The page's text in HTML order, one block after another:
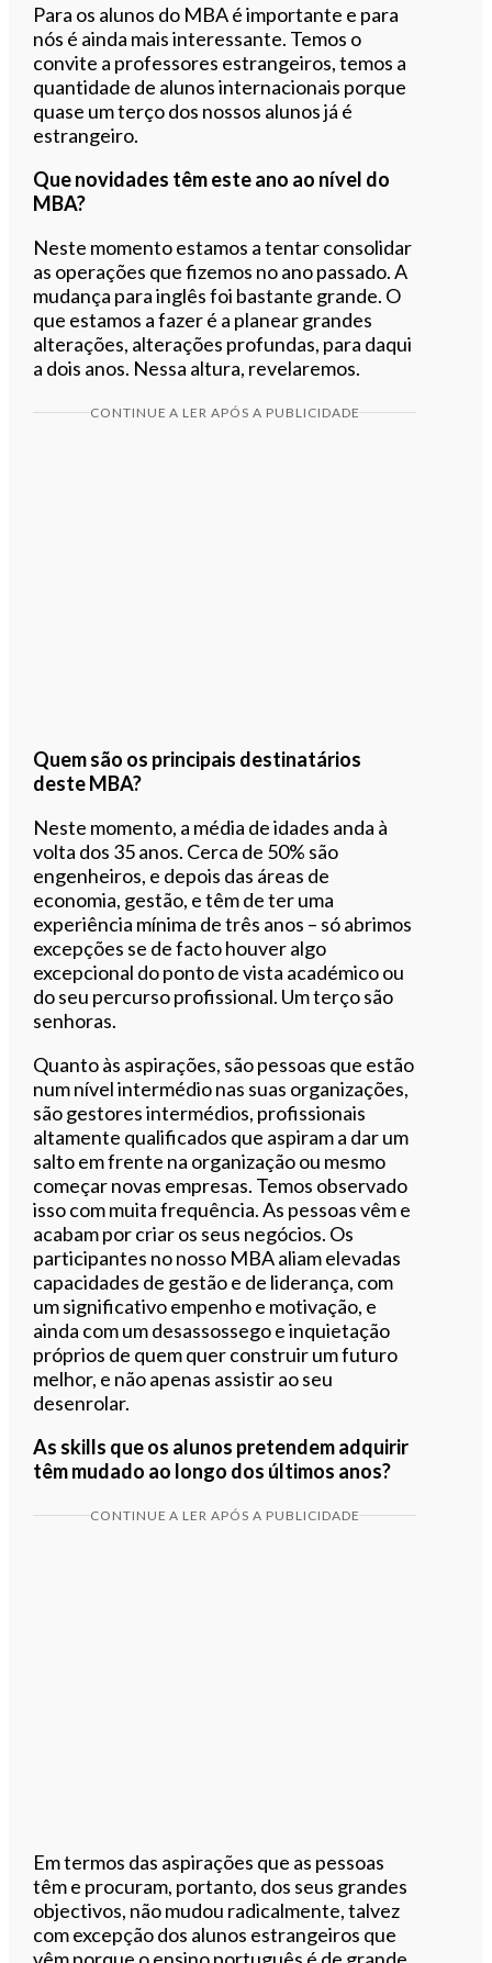
Para os alunos do MBA é importante e para
nós é ainda mais interessante. Temos o
convite a professores estrangeiros, temos a
quantidade de alunos internacionais porque
quase um terço dos nossos alunos já é
estrangeiro.
Que novidades têm este ano ao nível do
MBA?
Neste momento estamos a tentar consolidar
as operações que fizemos no ano passado. A
mudança para inglês foi bastante grande. O
que estamos a fazer é a planear grandes
alterações, alterações profundas, para daqui
a dois anos. Nessa altura, revelaremos.
CONTINUE A LER APÓS A PUBLICIDADE
Quem são os principais destinatários
deste MBA?
Neste momento, a média de idades anda à
volta dos 35 anos. Cerca de 50% são
engenheiros, e depois das áreas de
economia, gestão, e têm de ter uma
experiência mínima de três anos – só abrimos
excepções se de facto houver algo
excepcional do ponto de vista académico ou
do seu percurso profissional. Um terço são
senhoras.
Quanto às aspirações, são pessoas que estão
num nível intermédio nas suas organizações,
são gestores intermédios, profissionais
altamente qualificados que aspiram a dar um
salto em frente na organização ou mesmo
começar novas empresas. Temos observado
isso com muita frequência. As pessoas vêm e
acabam por criar os seus negócios. Os
participantes no nosso MBA aliam elevadas
capacidades de gestão e de liderança, com
um significativo empenho e motivação, e
ainda com um desassossego e inquietação
próprios de quem quer construir um futuro
melhor, e não apenas assistir ao seu
desenrolar.
As skills que os alunos pretendem adquirir
têm mudado ao longo dos últimos anos?
CONTINUE A LER APÓS A PUBLICIDADE
Em termos das aspirações que as pessoas
têm e procuram, portanto, dos seus grandes
objectivos, não mudou radicalmente, talvez
com excepção dos alunos estrangeiros que